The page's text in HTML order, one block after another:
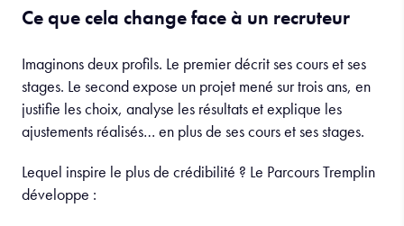
Ce que cela change face à un recruteur
Imaginons deux profils. Le premier décrit ses cours et ses
stages. Le second expose un projet mené sur trois ans, en
justifie les choix, analyse les résultats et explique les
ajustements réalisés… en plus de ses cours et ses stages.
Lequel inspire le plus de crédibilité ? Le Parcours Tremplin
développe :